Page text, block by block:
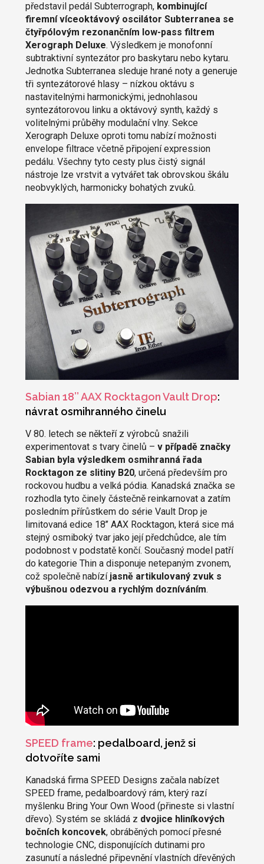
představil pedál Subterrograph, kombinující
firemní víceoktávový oscilátor Subterranea se
čtyřpólovým rezonančním low-pass filtrem
Xerograph Deluxe. Výsledkem je monofonní
subtraktivní syntezátor pro baskytaru nebo kytaru.
Jednotka Subterranea sleduje hrané noty a generuje
tři syntezátorové hlasy – nízkou oktávu s
nastavitelnými harmonickými, jednohlasou
syntezátorovou linku a oktávový synth, každý s
volitelnými průběhy modulační vlny. Sekce
Xerograph Deluxe oproti tomu nabízí možnosti
envelope filtrace včetně připojení expression
pedálu. Všechny tyto cesty plus čistý signál
nástroje lze vrstvit a vytvářet tak obrovskou škálu
neobvyklých, harmonicky bohatých zvuků.
Sabian 18’’ AAX Rocktagon Vault Drop:
návrat osmihranného činelu
V 80. letech se někteří z výrobců snažili
experimentovat s tvary činelů – v případě značky
Sabian byla výsledkem osmihranná řada
Rocktagon ze slitiny B20, určená především pro
rockovou hudbu a velká pódia. Kanadská značka se
rozhodla tyto činely částečně reinkarnovat a zatím
posledním přírůstkem do série Vault Drop je
limitovaná edice 18’’ AAX Rocktagon, která sice má
stejný osmiboký tvar jako její předchůdce, ale tím
podobnost v podstatě končí. Současný model patří
do kategorie Thin a disponuje netepaným zvonem,
což společně nabízí jasně artikulovaný zvuk s
výbušnou odezvou a rychlým dozníváním.
SPEED frame: pedalboard, jenž si
dotvoříte sami
Kanadská firma SPEED Designs začala nabízet
SPEED frame, pedalboardový rám, který razí
myšlenku Bring Your Own Wood (přineste si vlastní
dřevo). Systém se skládá z dvojice hliníkových
bočních koncovek, obráběných pomocí přesné
technologie CNC, disponujících dutinami pro
zasunutí a následné připevnění vlastních dřevěných